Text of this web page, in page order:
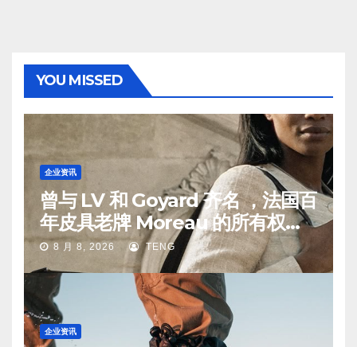
YOU MISSED
企业资讯
曾与 LV 和 Goyard 齐名 ，法国百
年皮具老牌 Moreau 的所有权易
手8 月 8, 2026 TENG
企业资讯